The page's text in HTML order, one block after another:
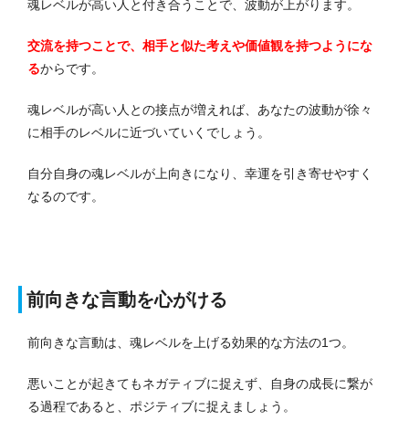
魂レベルが高い人と付き合うことで、波動が上がります。
交流を持つことで、相手と似た考えや価値観を持つようにな
るからです。
魂レベルが高い人との接点が増えれば、あなたの波動が徐々
に相手のレベルに近づいていくでしょう。
自分自身の魂レベルが上向きになり、幸運を引き寄せやすく
なるのです。
前向きな言動を心がける
前向きな言動は、魂レベルを上げる効果的な方法の1つ。
悪いことが起きてもネガティブに捉えず、自身の成長に繋が
る過程であると、ポジティブに捉えましょう。